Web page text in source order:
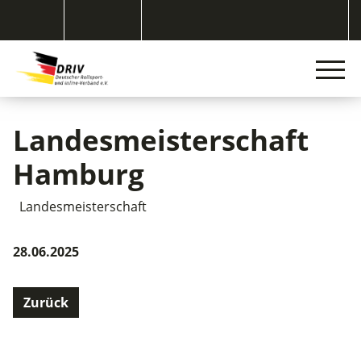
Landesmeisterschaft
Hamburg
Landesmeisterschaft
28.06.2025
Zurück